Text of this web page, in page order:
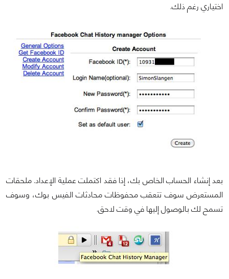
اختياري رغم ذلك.
بعد إنشاء الحساب الخاص بك، إذا فقد اكتملت عملية الإعداد. ملحقات
المستعرض سوف تتعقب محفوظات محادثات الفيس بوك، وسوف
تسمح لك بالوصول إليها في وقت لاحق.